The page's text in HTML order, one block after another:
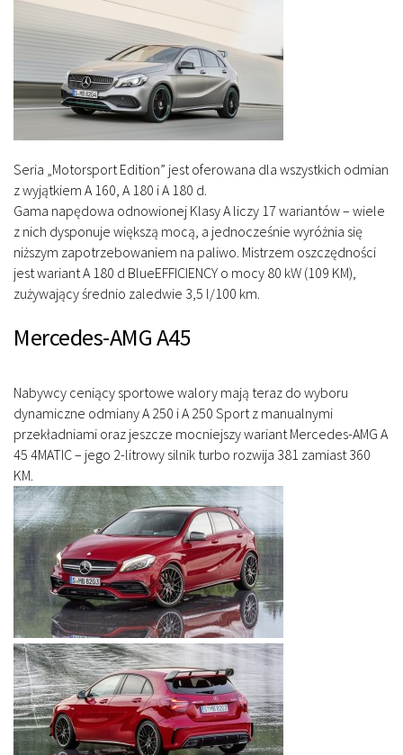
Seria „Motorsport Edition” jest oferowana dla wszystkich odmian
z wyjątkiem A 160, A 180 i A 180 d.
Gama napędowa odnowionej Klasy A liczy 17 wariantów – wiele
z nich dysponuje większą mocą, a jednocześnie wyróżnia się
niższym zapotrzebowaniem na paliwo. Mistrzem oszczędności
jest wariant A 180 d BlueEFFICIENCY o mocy 80 kW (109 KM),
zużywający średnio zaledwie 3,5 l/100 km.
Mercedes-AMG A45
Nabywcy ceniący sportowe walory mają teraz do wyboru
dynamiczne odmiany A 250 i A 250 Sport z manualnymi
przekładniami oraz jeszcze mocniejszy wariant Mercedes-AMG A
45 4MATIC – jego 2-litrowy silnik turbo rozwija 381 zamiast 360
KM.